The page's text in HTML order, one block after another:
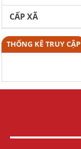
CẤP XÃ
THỐNG KÊ TRUY CẬP